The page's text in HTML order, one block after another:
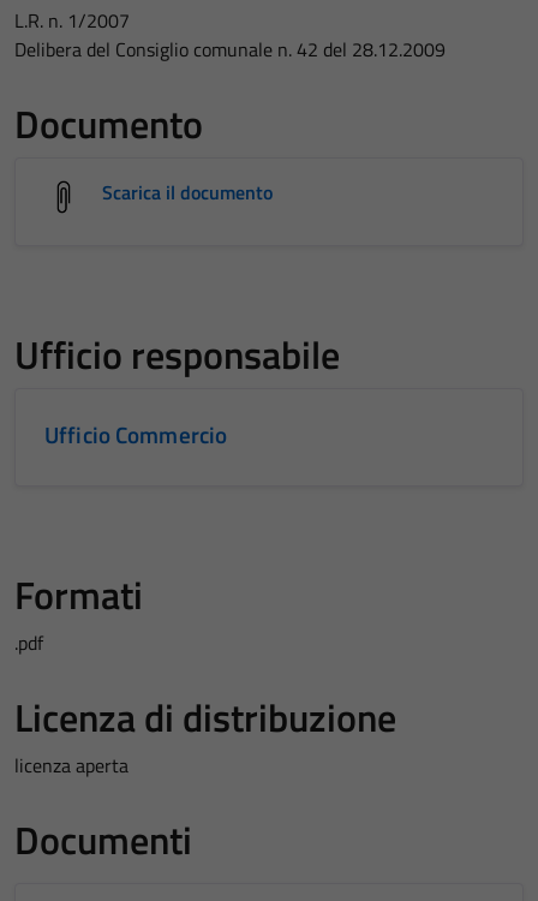
L.R. n. 1/2007
Delibera del Consiglio comunale n. 42 del 28.12.2009
Documento
Scarica il documento
Ufficio responsabile
Ufficio Commercio
Formati
.pdf
Licenza di distribuzione
licenza aperta
Documenti